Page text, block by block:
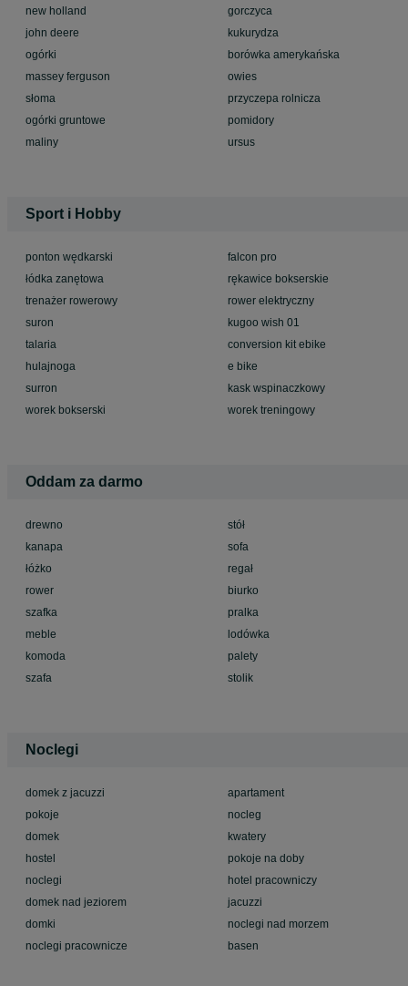
new holland
john deere
ogórki
massey ferguson
słoma
ogórki gruntowe
maliny
gorczyca
kukurydza
borówka amerykańska
owies
przyczepa rolnicza
pomidory
ursus
Sport i Hobby
ponton wędkarski
łódka zanętowa
trenażer rowerowy
suron
talaria
hulajnoga
surron
worek bokserski
falcon pro
rękawice bokserskie
rower elektryczny
kugoo wish 01
conversion kit ebike
e bike
kask wspinaczkowy
worek treningowy
Oddam za darmo
drewno
kanapa
łóżko
rower
szafka
meble
komoda
szafa
stół
sofa
regał
biurko
pralka
lodówka
palety
stolik
Noclegi
domek z jacuzzi
pokoje
domek
hostel
noclegi
domek nad jeziorem
domki
noclegi pracownicze
apartament
nocleg
kwatery
pokoje na doby
hotel pracowniczy
jacuzzi
noclegi nad morzem
basen